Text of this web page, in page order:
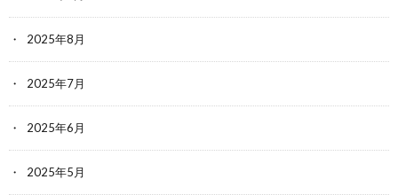
2025年8月
2025年7月
2025年6月
2025年5月